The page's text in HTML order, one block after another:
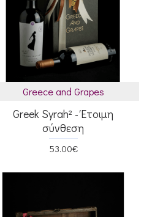
Greece and Grapes
Greek Syrah² - Έτοιμη
σύνθεση
53.00€